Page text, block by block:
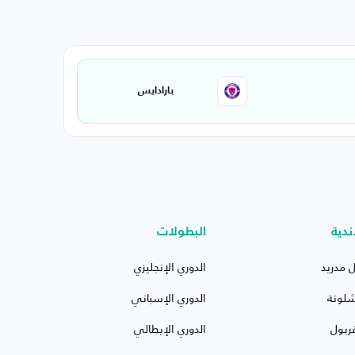
بارادايس
مدريد
البطولات
الدوري الإنجليزي
الدوري الإسباني
الدوري الإيطالي